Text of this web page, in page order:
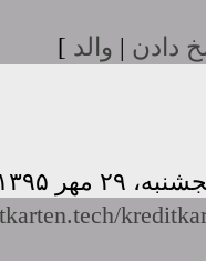
دادن | والد ]